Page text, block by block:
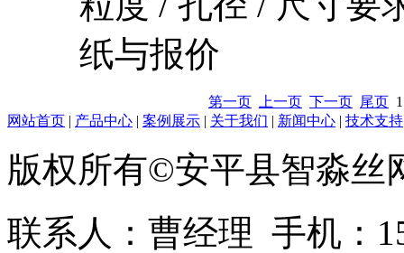
纸与报价
第一页 上一页 下一页 尾页
网站首页 | 产品中心 | 案例展示 | 关于我们 | 新闻中心 | 技术支持
版权所有©安平县智淼丝
联系人：曹经理 手机：